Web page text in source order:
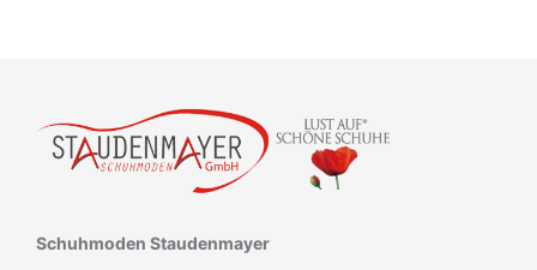
Schuhmoden Staudenmayer